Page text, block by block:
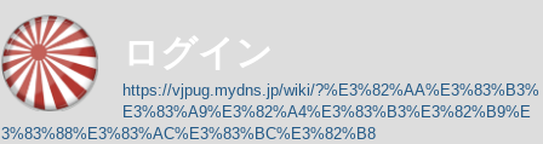
ログイン
https://vjpug.mydns.jp/wiki/?%E3%82%AA%E3%83%B3%
E3%83%A9%E3%82%A4%E3%83%B3%E3%82%B9%E
3%83%88%E3%83%AC%E3%83%BC%E3%82%B8